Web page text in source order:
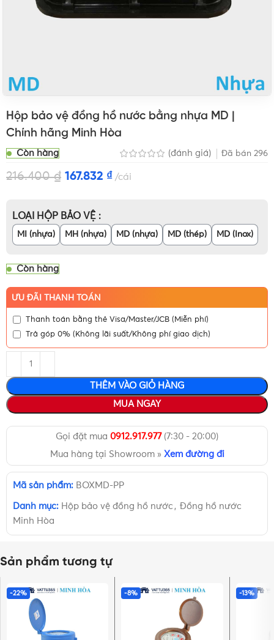
Hộp bảo vệ đồng hồ nước bằng nhựa MD |
Chính hãng Minh Hòa
Còn hàng (đánh giá) Đã bán 296
216.400₫ 167.832 ₫ cái
LOẠI HỘP BẢO VỆ
MI (nhựa) MH (nhựa) MD (nhựa) MD (thép) MD (Inox)
Còn hàng
ƯU ĐÃI THANH TOÁN
Thanh toán bằng thẻ Visa/Master/JCB (Miễn phí)
Trả góp 0% (Không lãi suất/Không phí giao dịch)
THÊM VÀO GIỎ HÀNG
MUA NGAY
Gọi đặt mua 0912.917.977(7:30 - 20:00)
Mua hàng tại Showroom » Xem đường đi
Mã sản phẩm: BOXMD-PP
Danh mục: Hộp bảo vệ đồng hồ nước , Đồng hồ nước
Minh Hòa
Sản phẩm tương tự
-22% -8% -13%